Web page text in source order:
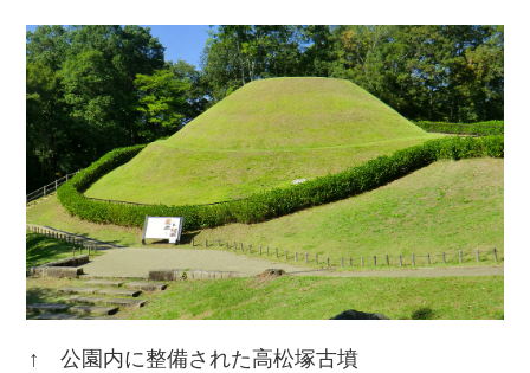
↑ 公園内に整備された高松塚古墳